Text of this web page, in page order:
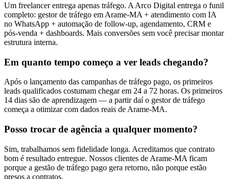
Um freelancer entrega apenas tráfego. A Arco Digital entrega o funil
completo: gestor de tráfego em Arame-MA + atendimento com IA
no WhatsApp + automação de follow-up, agendamento, CRM e
pós-venda + dashboards. Mais conversões sem você precisar montar
estrutura interna.
Em quanto tempo começo a ver leads chegando?
Após o lançamento das campanhas de tráfego pago, os primeiros
leads qualificados costumam chegar em 24 a 72 horas. Os primeiros
14 dias são de aprendizagem — a partir daí o gestor de tráfego
começa a otimizar com dados reais de Arame-MA.
Posso trocar de agência a qualquer momento?
Sim, trabalhamos sem fidelidade longa. Acreditamos que contrato
bom é resultado entregue. Nossos clientes de Arame-MA ficam
porque a gestão de tráfego pago gera retorno, não porque estão
presos a contratos.